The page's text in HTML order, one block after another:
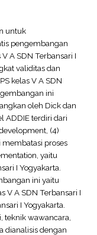
untuk
pengembangan
A SDN Terbansari I
validitas dan
kelas V A SDN
ini
oleh Dick dan
ADDIE terdiri dari
(4)
proses
yaitu
I Yogyakarta.
ini yaitu
V A SDN Terbansari I
I Yogyakarta.
teknik wawancara,
dianalisis dengan